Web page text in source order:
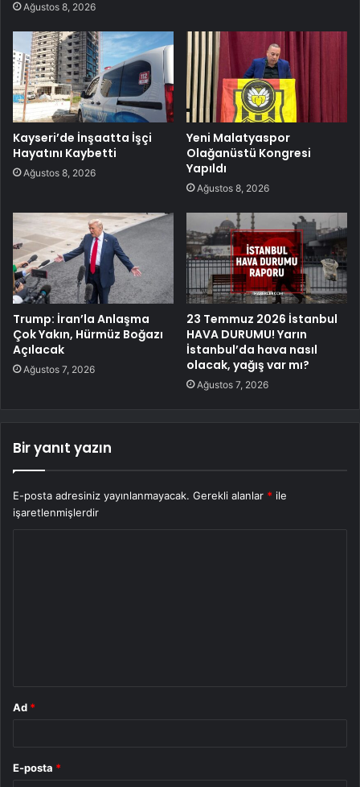
Ağustos 8, 2026
Kayseri’de İnşaatta İşçi
Hayatını Kaybetti
Ağustos 8, 2026
Yeni Malatyaspor
Olağanüstü Kongresi
Yapıldı
Ağustos 8, 2026
Trump: İran’la Anlaşma
Çok Yakın, Hürmüz Boğazı
Açılacak
Ağustos 7, 2026
23 Temmuz 2026 İstanbul
HAVA DURUMU! Yarın
İstanbul’da hava nasıl
olacak, yağış var mı?
Ağustos 7, 2026
Bir yanıt yazın
E-posta adresiniz yayınlanmayacak. Gerekli alanlar * ile
işaretlenmişlerdir
Ad *
E-posta *